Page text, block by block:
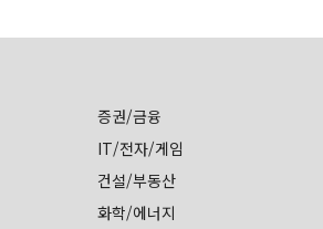
증권/금융
IT/전자/게임
건설/부동산
화학/에너지